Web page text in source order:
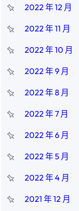
2022 年 12 月
2022 年 11 月
2022 年 10 月
2022 年 9 月
2022 年 8 月
2022 年 7 月
2022 年 6 月
2022 年 5 月
2022 年 4 月
2021 年 12 月